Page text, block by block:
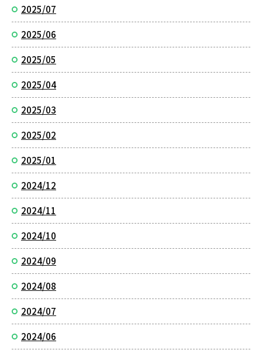
2025/07
2025/06
2025/05
2025/04
2025/03
2025/02
2025/01
2024/12
2024/11
2024/10
2024/09
2024/08
2024/07
2024/06